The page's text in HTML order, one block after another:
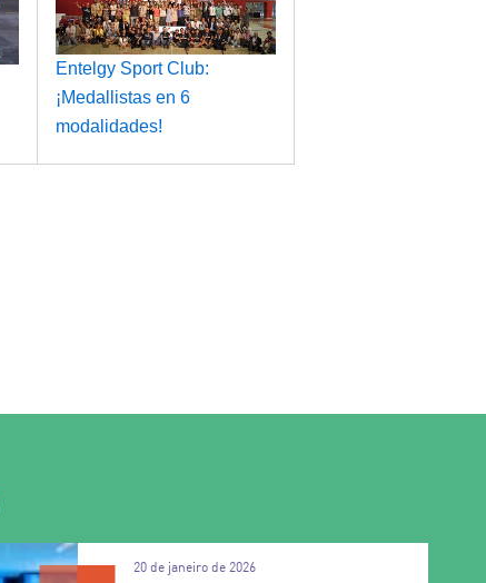
Entelgy Sport Club:
¡Medallistas en 6
modalidades!
20 de janeiro de 2026